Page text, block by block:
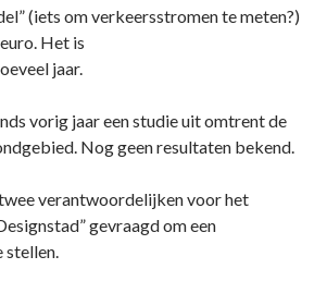
(iets om verkeersstromen te meten?)
Het is
jaar.
vorig jaar een studie uit omtrent de
Nog geen resultaten bekend.
verantwoordelijken voor het
gevraagd om een
stellen.